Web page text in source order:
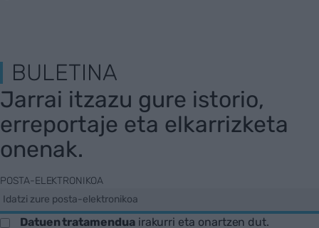
BULETINA
Jarrai itzazu gure istorio,
erreportaje eta elkarrizketa
onenak.
POSTA-ELEKTRONIKOA
Datuen tratamenduairakurri eta onartzen dut.